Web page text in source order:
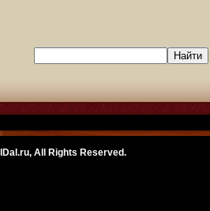
All Rights Reserved.